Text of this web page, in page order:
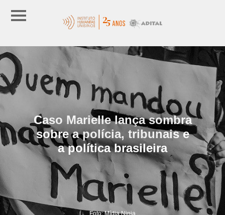
Caso Marielle lança sombra
sobre a polícia, tribunais e
a política brasileira
Foto: Mídia Ninja